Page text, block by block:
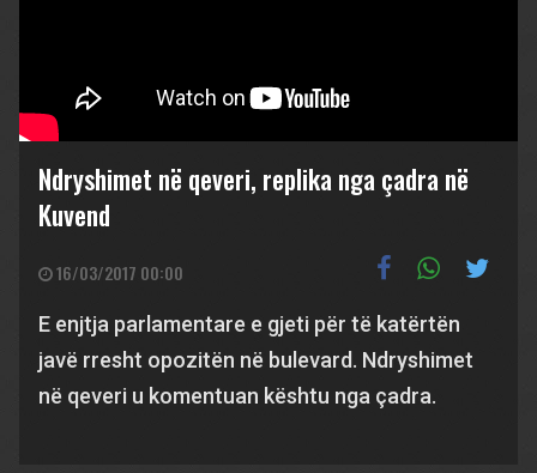
Ndryshimet në qeveri, replika nga çadra në
Kuvend
16/03/2017 00:00
E enjtja parlamentare e gjeti për të katërtën
javë rresht opozitën në bulevard. Ndryshimet
në qeveri u komentuan kështu nga çadra.